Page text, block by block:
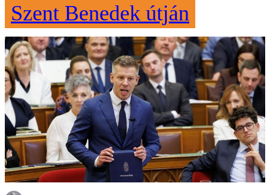
Szent Benedek útján